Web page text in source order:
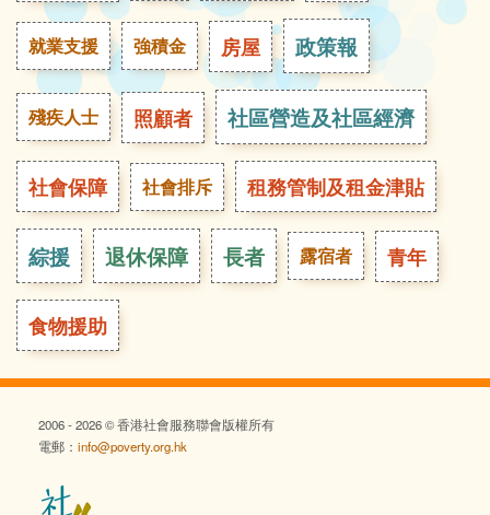
就業支援 強積金 房屋 政策報
殘疾人士 照顧者 社區營造及社區經濟
社會保障 社會排斥 租務管制及租金津貼
綜援 退休保障 長者 露宿者 青年
食物援助
2006 - 2026 © 香港社會服務聯會版權所有
電郵： info@poverty.org.hk